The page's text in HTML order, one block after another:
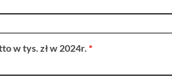
w tys. zł w 2024r. *